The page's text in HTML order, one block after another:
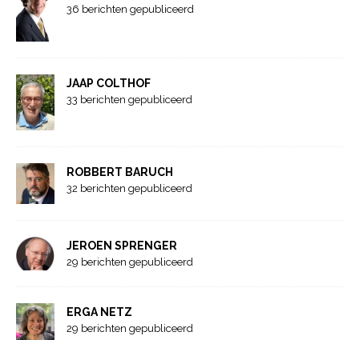
36 berichten gepubliceerd
JAAP COLTHOF
33 berichten gepubliceerd
ROBBERT BARUCH
32 berichten gepubliceerd
JEROEN SPRENGER
29 berichten gepubliceerd
ERGA NETZ
29 berichten gepubliceerd